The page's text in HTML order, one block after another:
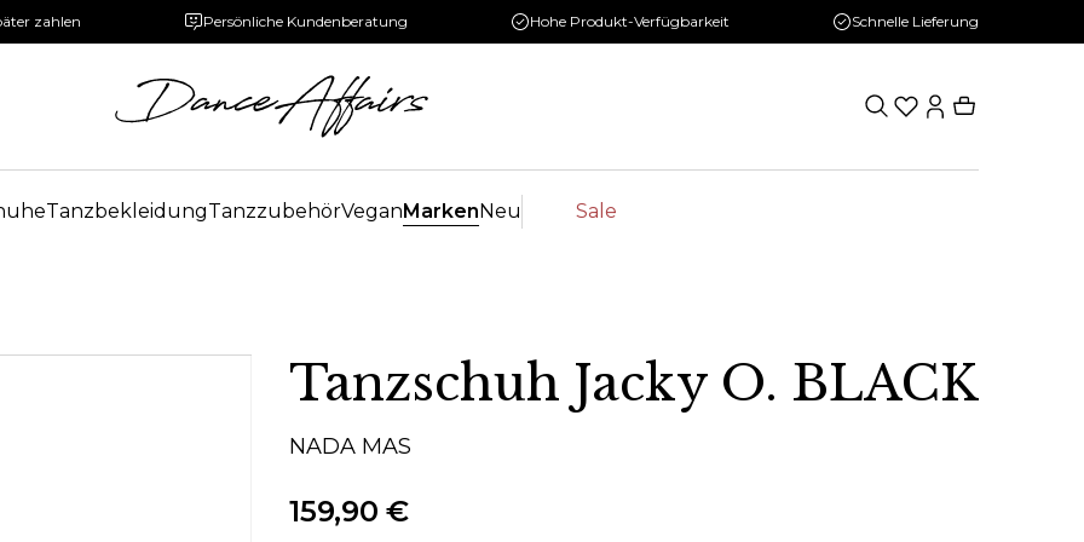
zahlen Persönliche Kundenberatung Hohe Produkt-Verfügbarkeit Schnelle Lieferung
TanzbekleidungTanzzubehörVeganMarkenNeu Sale
Tanzschuh Jacky O. BLACK
NADA MAS
159,90 €